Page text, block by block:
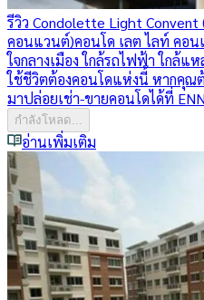
รีวิว Condolette Light Convent
คอนแวนต์)คอนโด เลต ไลท์ คอ
ใจกลางเมือง ใกล้รถไฟฟ้า ใกล้แ
ใช้ชีวิตต้องคอนโดแห่งนี้ หากคุณต้
มาปล่อยเช่า-ขายคอนโดได้ที่
กำลังโหลด...
อ่านเพิ่มเติม